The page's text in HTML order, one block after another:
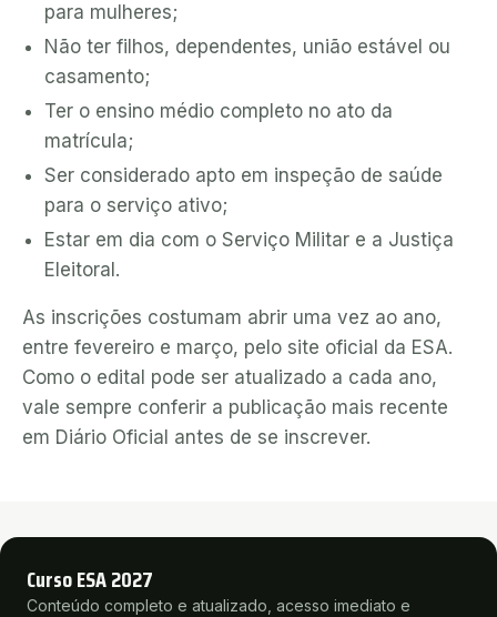
para mulheres;
Não ter filhos, dependentes, união estável ou
casamento;
Ter o ensino médio completo no ato da
matrícula;
Ser considerado apto em inspeção de saúde
para o serviço ativo;
Estar em dia com o Serviço Militar e a Justiça
Eleitoral.
As inscrições costumam abrir uma vez ao ano,
entre fevereiro e março, pelo site oficial da ESA.
Como o edital pode ser atualizado a cada ano,
vale sempre conferir a publicação mais recente
em Diário Oficial antes de se inscrever.
Curso ESA 2027
Conteúdo completo e atualizado, acesso imediato e